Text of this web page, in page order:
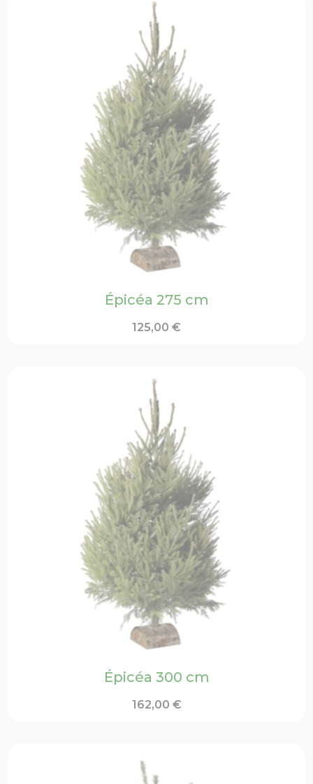
Épicéa 275 cm
125,00 €
Épicéa 300 cm
162,00 €